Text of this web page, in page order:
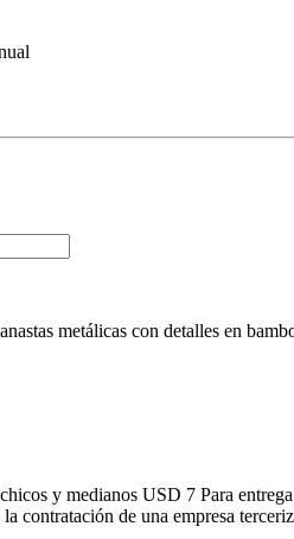
metálicas con detalles en
y medianos USD 7 Para
la contratación de una empresa